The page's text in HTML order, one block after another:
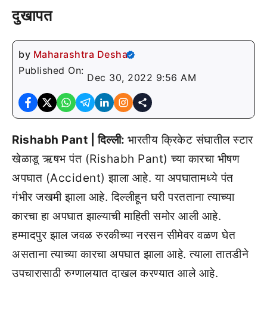
दुखापत
by Maharashtra Desha
Published On:
Dec 30, 2022 9:56 AM
Rishabh Pant | दिल्ली: भारतीय क्रिकेट संघातील स्टार
खेळाडू ऋषभ पंत (Rishabh Pant) च्या कारचा भीषण
अपघात (Accident) झाला आहे. या अपघातामध्ये पंत
गंभीर जखमी झाला आहे. दिल्लीहून घरी परतताना त्याच्या
कारचा हा अपघात झाल्याची माहिती समोर आली आहे.
हम्मादपुर झाल जवळ रुरकीच्या नरसन सीमेवर वळण घेत
असताना त्याच्या कारचा अपघात झाला आहे. त्याला तातडीने
उपचारासाठी रुग्णालयात दाखल करण्यात आले आहे.